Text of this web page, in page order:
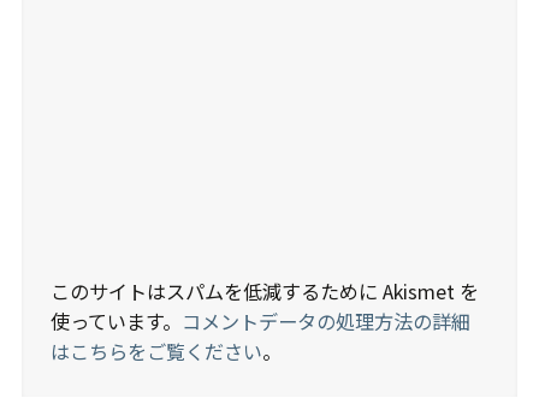
このサイトはスパムを低減するために Akismet を
使っています。 コメントデータの処理方法の詳細
はこちらをご覧ください。